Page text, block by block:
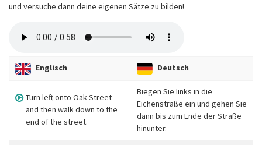
und versuche dann deine eigenen Sätze zu bilden!
Englisch Deutsch
Turn left onto Oak Street
and then walk down to the
end of the street.
Biegen Sie links in die
Eichenstraße ein und gehen Sie
dann bis zum Ende der Straße
hinunter.